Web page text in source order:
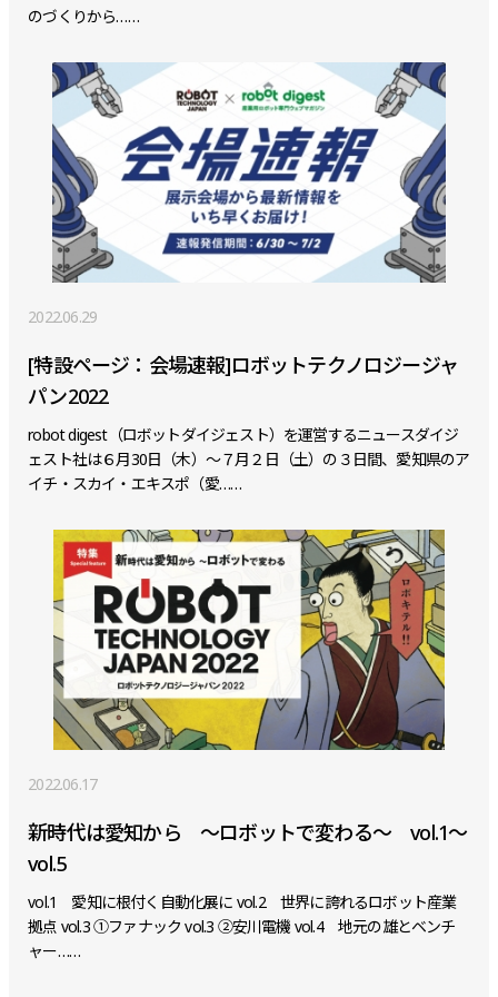
のづくりから……
2022.06.29
[特設ページ：会場速報]ロボットテクノロジージャ
パン2022
robot digest（ロボットダイジェスト）を運営するニュースダイジ
ェスト社は６月30日（木）～７月２日（土）の３日間、愛知県のア
イチ・スカイ・エキスポ（愛……
2022.06.17
新時代は愛知から ～ロボットで変わる～ vol.1～
vol.5
vol.1 愛知に根付く自動化展に vol.2 世界に誇れるロボット産業
拠点 vol.3 ①ファナック vol.3 ②安川電機 vol.4 地元の雄とベンチ
ャー……